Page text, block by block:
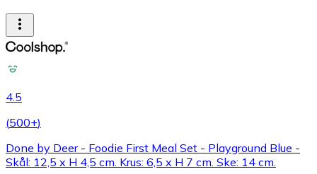
4.5
(500+)
Done by Deer - Foodie First Meal Set - Playground Blue -
Skål: 12,5 x H 4,5 cm. Krus: 6,5 x H 7 cm. Ske: 14 cm.